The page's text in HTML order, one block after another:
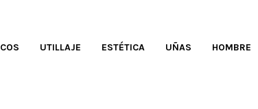
UTILLAJE ESTÉTICA UÑAS HOMBRE